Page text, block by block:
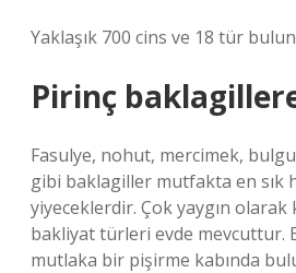
Yaklaşık 700 cins ve 18 tür
Pirinç
Fasulye, nohut, mercimek,
gibi baklagiller mutfakta en sık
yiyeceklerdir. Çok yaygın olarak
bakliyat türleri evde mevcuttur.
mutlaka bir pişirme kabında